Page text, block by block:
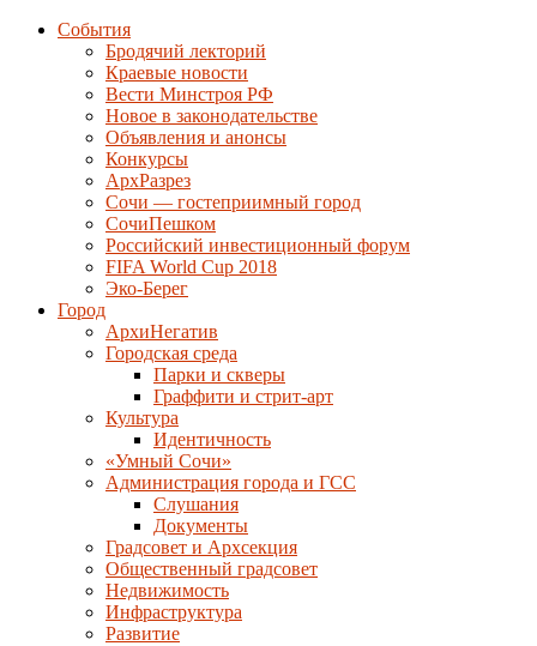
События
Бродячий лекторий
Краевые новости
Вести Минстроя РФ
Новое в законодательстве
Объявления и анонсы
Конкурсы
АрхРазрез
Сочи — гостеприимный город
СочиПешком
Российский инвестиционный форум
FIFA World Cup 2018
Эко-Берег
Город
АрхиНегатив
Городская среда
Парки и скверы
Граффити и стрит-арт
Культура
Идентичность
«Умный Сочи»
Администрация города и ГСС
Слушания
Документы
Градсовет и Архсекция
Общественный градсовет
Недвижимость
Инфраструктура
Развитие